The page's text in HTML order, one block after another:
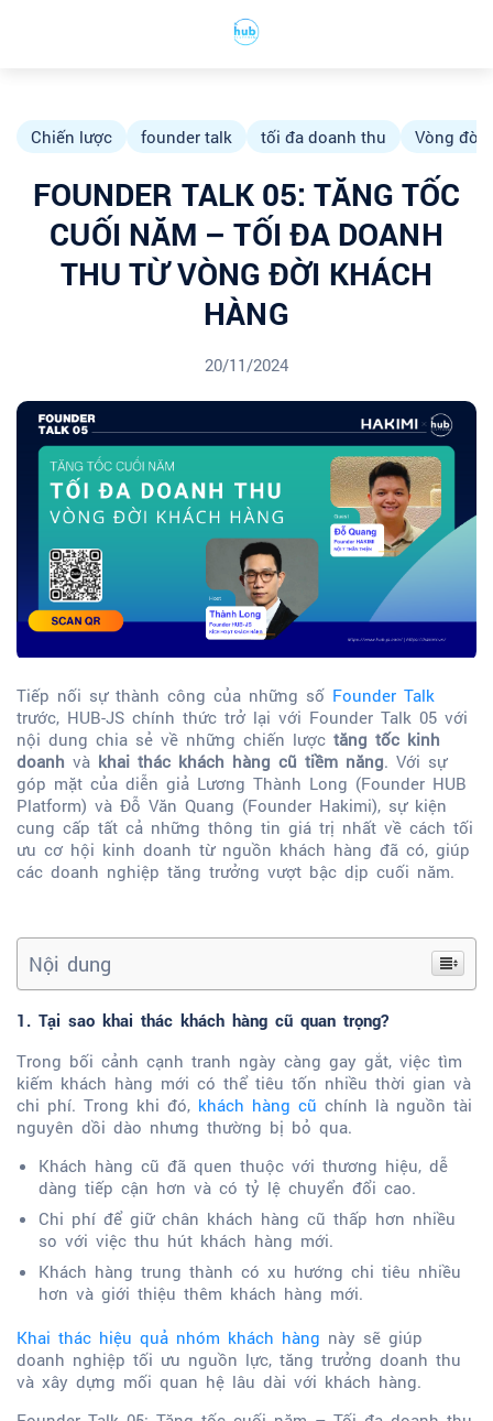
Chiến lược founder talk tối đa doanh thu Vòng đời
FOUNDER TALK 05: TĂNG TỐC
CUỐI NĂM – TỐI ĐA DOANH
THU TỪ VÒNG ĐỜI KHÁCH
HÀNG
20/11/2024
Tiếp nối sự thành công của những số Founder Talk
trước, HUB-JS chính thức trở lại với Founder Talk 05 với
nội dung chia sẻ về những chiến lược tăng tốc kinh
doanh và khai thác khách hàng cũ tiềm năng. Với sự
góp mặt của diễn giả Lương Thành Long (Founder HUB
Platform) và Đỗ Văn Quang (Founder Hakimi), sự kiện
cung cấp tất cả những thông tin giá trị nhất về cách tối
ưu cơ hội kinh doanh từ nguồn khách hàng đã có, giúp
các doanh nghiệp tăng trưởng vượt bậc dịp cuối năm.
Nội dung
1. Tại sao khai thác khách hàng cũ quan trọng?
Trong bối cảnh cạnh tranh ngày càng gay gắt, việc tìm
kiếm khách hàng mới có thể tiêu tốn nhiều thời gian và
chi phí. Trong khi đó, khách hàng cũ chính là nguồn tài
nguyên dồi dào nhưng thường bị bỏ qua.
Khách hàng cũ đã quen thuộc với thương hiệu, dễ
dàng tiếp cận hơn và có tỷ lệ chuyển đổi cao.
Chi phí để giữ chân khách hàng cũ thấp hơn nhiều
so với việc thu hút khách hàng mới.
Khách hàng trung thành có xu hướng chi tiêu nhiều
hơn và giới thiệu thêm khách hàng mới.
Khai thác hiệu quả nhóm khách hàng này sẽ giúp
doanh nghiệp tối ưu nguồn lực, tăng trưởng doanh thu
và xây dựng mối quan hệ lâu dài với khách hàng.